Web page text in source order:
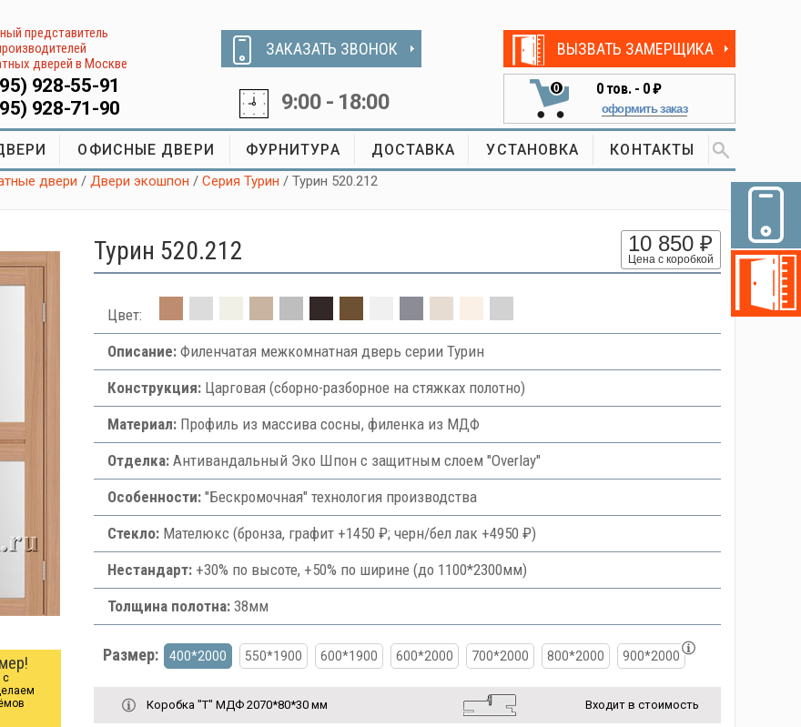
представитель
дверей в Москве
928-55-91
928-71-90
ЗАКАЗАТЬ ЗВОНОК
9:00 - 18:00
ВЫЗВАТЬ ЗАМЕРЩИКА
0 0тов. - 0 ₽
оформить заказ
ОФИСНЫЕ ДВЕРИ ФУРНИТУРА ДОСТАВКА УСТАНОВКА КОНТАКТЫ
двери /Двери экошпон /Серия Турин / Турин 520.212
с
Турин 520.212 10 850 ₽
Цена с коробкой
Цвет:
Описание:Филенчатая межкомнатная дверь серии Турин
Конструкция:Царговая (сборно-разборное на стяжках полотно)
Материал:Профиль из массива сосны, филенка из МДФ
Отделка:Антивандальный Эко Шпон с защитным слоем "Overlay"
Особенности:"Бескромочная" технология производства
Стекло:Мателюкс (бронза, графит +1450 ₽; черн/бел лак +4950 ₽)
Нестандарт:+30% по высоте, +50% по ширине (до 1100*2300мм)
Толщина полотна:38мм
Размер: 400*2000 550*1900 600*1900 600*2000 700*2000 800*2000 900*2000
Коробка "Т" МДФ 2070*80*30 мм Входит в стоимость